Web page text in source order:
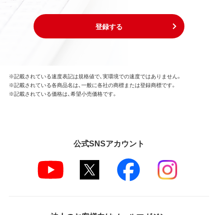
登録する
※記載されている速度表記は規格値で、実環境での速度ではありません。
※記載されている各商品名は、一般に各社の商標または登録商標です。
※記載されている価格は、希望小売価格です。
公式SNSアカウント